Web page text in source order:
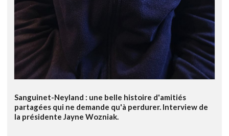
Sanguinet-Neyland : une belle histoire d'amitiés
partagées qui ne demande qu'à perdurer. Interview de
la présidente Jayne Wozniak.